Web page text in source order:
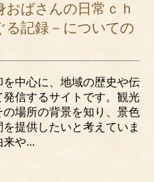
おばさんの日常ｃｈ
る記録－についての
を中心に、地域の歴史や伝
発信するサイトです。観光
の場所の背景を知り、景色
を提供したいと考えていま
や...